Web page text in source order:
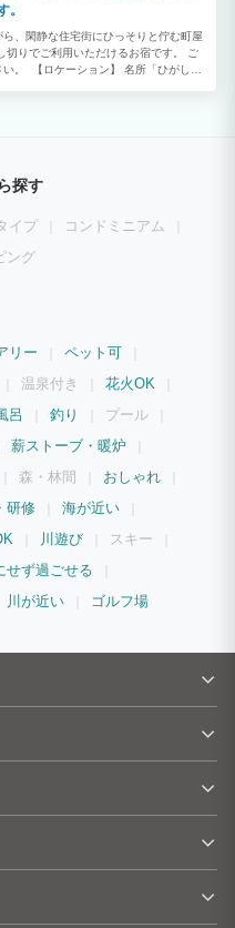
。
、閑静な住宅街にひっそりと佇む町屋
切りでご利用いただけるお宿です。 ご
。 【ロケーション】 名所「ひがし茶
ーカウンターやキッチンに加え、フ
お客様が快適にお過ごし頂けますよ
ど各種設備の充足に力を入れておりま
での食事パーティなどもお楽しみ頂
探す
イプ
コンドミニアム
ング
リー
ペット可
温泉付き
花火OK
呂 釣り
プール
薪ストーブ・暖炉
森・林間
おしゃれ
研修
海が近い
川遊び
スキー
せず過ごせる
川が近い ゴルフ場